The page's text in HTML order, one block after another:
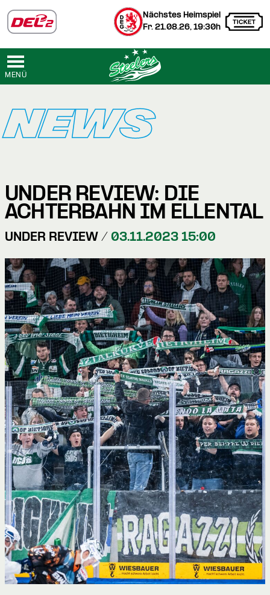
Nächstes Heimspiel
Fr. 21.08.26, 19:30h
MENÜ
NEWS
UNDER REVIEW: DIE
ACHTERBAHN IM ELLENTAL
UNDER REVIEW / 03.11.2023 15:00